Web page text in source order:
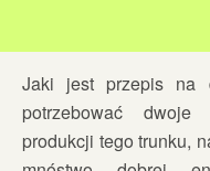
Jaki jest przepis na
potrzebować
produkcji tego trunku,